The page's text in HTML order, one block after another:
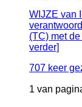
WIJZE van
(TC) met
verder]
707 keer
1 van